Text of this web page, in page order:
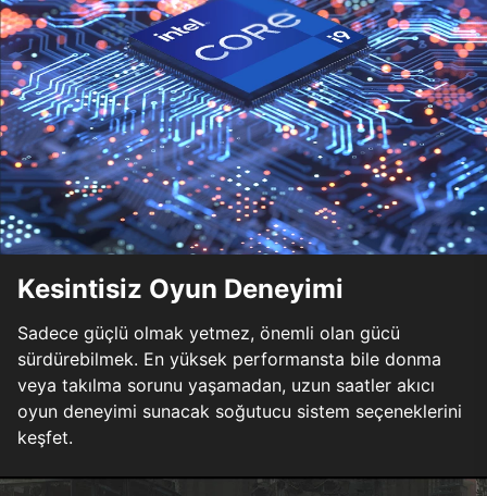
Kesintisiz Oyun Deneyimi
Sadece güçlü olmak yetmez, önemli olan gücü
sürdürebilmek. En yüksek performansta bile donma
veya takılma sorunu yaşamadan, uzun saatler akıcı
oyun deneyimi sunacak soğutucu sistem seçeneklerini
keşfet.